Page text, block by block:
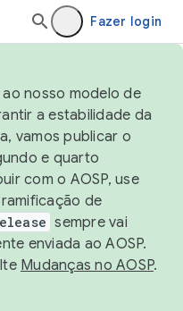
Fazer login
ao nosso modelo de
a estabilidade da
vamos publicar o
e quarto
com o AOSP, use
ramificação de
sempre vai
enviada ao AOSP.
Mudanças no AOSP.